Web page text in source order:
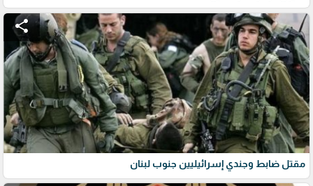
share
مقتل ضابط وجندي إسرائيليين جنوب لبنان